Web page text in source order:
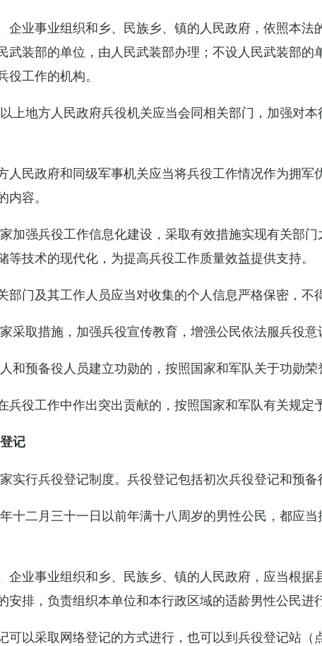
企业事业组织和乡、民族乡、镇的人民政府，依照本
武装部的单位，由人民武装部办理；不设人民武装部
工作的机构。
上地方人民政府兵役机关应当会同相关部门，加强对
人民政府和同级军事机关应当将兵役工作情况作为拥
容。
加强兵役工作信息化建设，采取有效措施实现有关部门
等技术的现代化，为提高兵役工作质量效益提供支持。
部门及其工作人员应当对收集的个人信息严格保密，不
采取措施，加强兵役宣传教育，增强公民依法服兵役意
和预备役人员建立功勋的，按照国家和军队关于功勋荣
兵役工作中作出突出贡献的，按照国家和军队有关规定
记
实行兵役登记制度。兵役登记包括初次兵役登记和预备
十二月三十一日以前年满十八周岁的男性公民，都应
企业事业组织和乡、民族乡、镇的人民政府，应当根据
安排，负责组织本单位和本行政区域的适龄男性公民进
可以采取网络登记的方式进行，也可以到兵役登记站（